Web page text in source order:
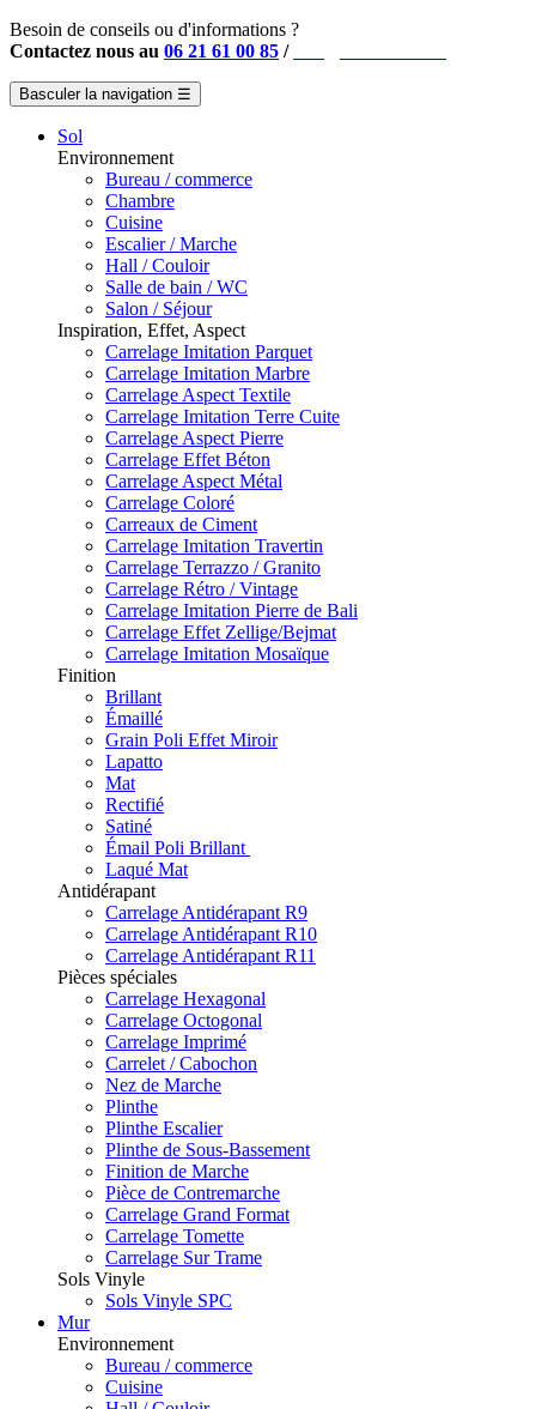
Besoin de conseils ou d'informations ?
Contactez nous au 06 21 61 00 85 /
Basculer la navigation ☰
Sol
Environnement
Bureau / commerce
Chambre
Cuisine
Escalier / Marche
Hall / Couloir
Salle de bain / WC
Salon / Séjour
Inspiration, Effet, Aspect
Carrelage Imitation Parquet
Carrelage Imitation Marbre
Carrelage Aspect Textile
Carrelage Imitation Terre Cuite
Carrelage Aspect Pierre
Carrelage Effet Béton
Carrelage Aspect Métal
Carrelage Coloré
Carreaux de Ciment
Carrelage Imitation Travertin
Carrelage Terrazzo / Granito
Carrelage Rétro / Vintage
Carrelage Imitation Pierre de Bali
Carrelage Effet Zellige/Bejmat
Carrelage Imitation Mosaïque
Finition
Brillant
Émaillé
Grain Poli Effet Miroir
Lapatto
Mat
Rectifié
Satiné
Émail Poli Brillant
Laqué Mat
Antidérapant
Carrelage Antidérapant R9
Carrelage Antidérapant R10
Carrelage Antidérapant R11
Pièces spéciales
Carrelage Hexagonal
Carrelage Octogonal
Carrelage Imprimé
Carrelet / Cabochon
Nez de Marche
Plinthe
Plinthe Escalier
Plinthe de Sous-Bassement
Finition de Marche
Pièce de Contremarche
Carrelage Grand Format
Carrelage Tomette
Carrelage Sur Trame
Sols Vinyle
Sols Vinyle SPC
Mur
Environnement
Bureau / commerce
Cuisine